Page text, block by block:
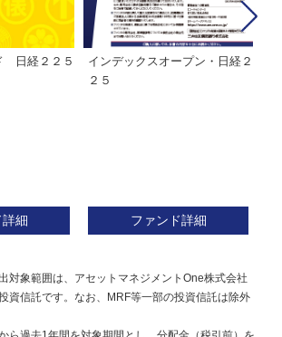
日経２２５
細
インデックスオープン・日経２
２５
ファンド詳細
対象範囲は、アセットマネジメントOne株式会社
資信託です。なお、MRF等一部の投資信託は除外